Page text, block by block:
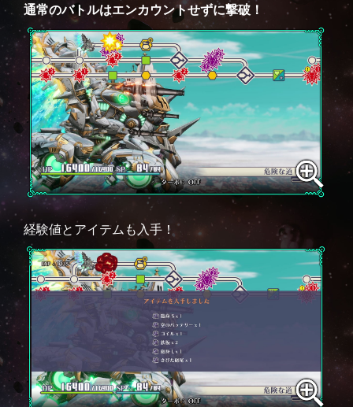
通常のバトルはエンカウントせずに撃破！
経験値とアイテムも入手！